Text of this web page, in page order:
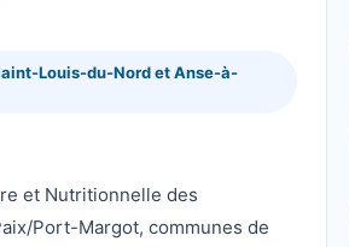
Louis-du-Nord et Anse-à-
et Nutritionnelle des
Port-Margot, communes de